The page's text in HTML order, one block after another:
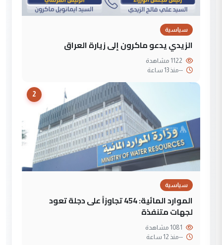
سياسية
الزيدي يدعو ماكرون إلى زيارة العراق
--منذ 13 ساعة
2
سياسية
الموارد المائية: 454 تجاوزاً على دجلة تعود
لجهات متنفذة
--منذ 12 ساعة